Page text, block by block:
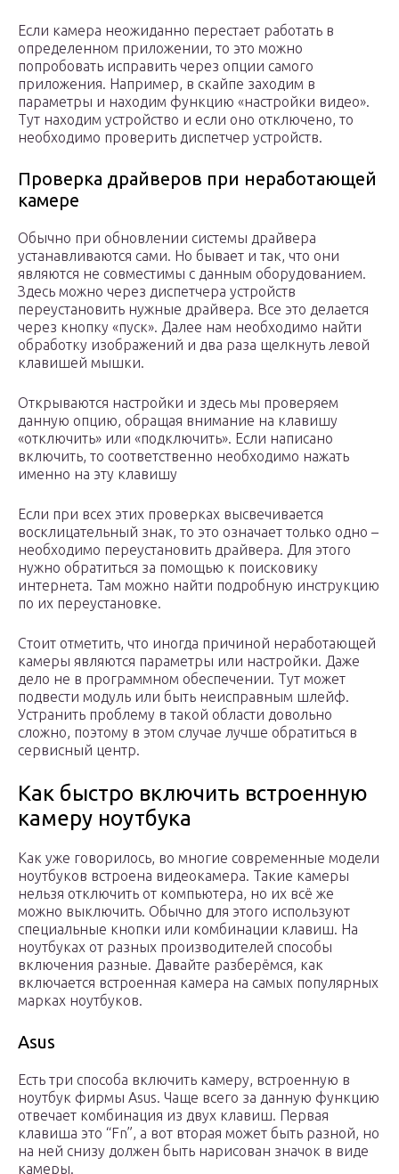
Если камера неожиданно перестает работать в
определенном приложении, то это можно
попробовать исправить через опции самого
приложения. Например, в скайпе заходим в
параметры и находим функцию «настройки видео».
Тут находим устройство и если оно отключено, то
необходимо проверить диспетчер устройств.
Проверка драйверов при неработающей
камере
Обычно при обновлении системы драйвера
устанавливаются сами. Но бывает и так, что они
являются не совместимы с данным оборудованием.
Здесь можно через диспетчера устройств
переустановить нужные драйвера. Все это делается
через кнопку «пуск». Далее нам необходимо найти
обработку изображений и два раза щелкнуть левой
клавишей мышки.
Открываются настройки и здесь мы проверяем
данную опцию, обращая внимание на клавишу
«отключить» или «подключить». Если написано
включить, то соответственно необходимо нажать
именно на эту клавишу
Если при всех этих проверках высвечивается
восклицательный знак, то это означает только одно –
необходимо переустановить драйвера. Для этого
нужно обратиться за помощью к поисковику
интернета. Там можно найти подробную инструкцию
по их переустановке.
Стоит отметить, что иногда причиной неработающей
камеры являются параметры или настройки. Даже
дело не в программном обеспечении. Тут может
подвести модуль или быть неисправным шлейф.
Устранить проблему в такой области довольно
сложно, поэтому в этом случае лучше обратиться в
сервисный центр.
Как быстро включить встроенную
камеру ноутбука
Как уже говорилось, во многие современные модели
ноутбуков встроена видеокамера. Такие камеры
нельзя отключить от компьютера, но их всё же
можно выключить. Обычно для этого используют
специальные кнопки или комбинации клавиш. На
ноутбуках от разных производителей способы
включения разные. Давайте разберёмся, как
включается встроенная камера на самых популярных
марках ноутбуков.
Asus
Есть три способа включить камеру, встроенную в
ноутбук фирмы Asus. Чаще всего за данную функцию
отвечает комбинация из двух клавиш. Первая
клавиша это “Fn”, а вот вторая может быть разной, но
на ней снизу должен быть нарисован значок в виде
камеры.